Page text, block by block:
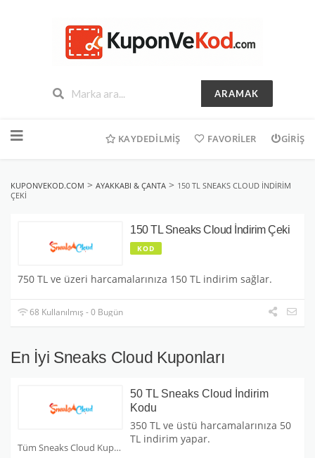
ARAMAK
geç
KAYDEDILMIŞ FAVORILER GIRIŞ
KUPONVEKOD.COM > AYAKKABI & ÇANTA > 150 TL SNEAKS CLOUD İNDIRIM
ÇEKI
150 TL Sneaks Cloud İndirim Çeki
KOD
750 TL ve üzeri harcamalarınıza 150 TL indirim sağlar.
68 Kullanılmış - 0 Bugün
En İyi Sneaks Cloud Kuponları
Tüm Sneaks Cloud Kuponları
50 TL Sneaks Cloud İndirim
Kodu
350 TL ve üstü harcamalarınıza 50
TL indirim yapar.